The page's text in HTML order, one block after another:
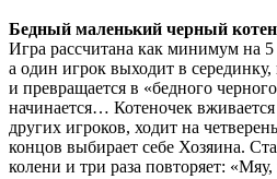
Бедный маленький черный
Игра рассчитана как минимум на 5
а один игрок выходит в
и превращается в «бедного
начинается… Котеночек
других игроков, ходит на
концов выбирает себе Хозяина.
колени и три раза повторяет: